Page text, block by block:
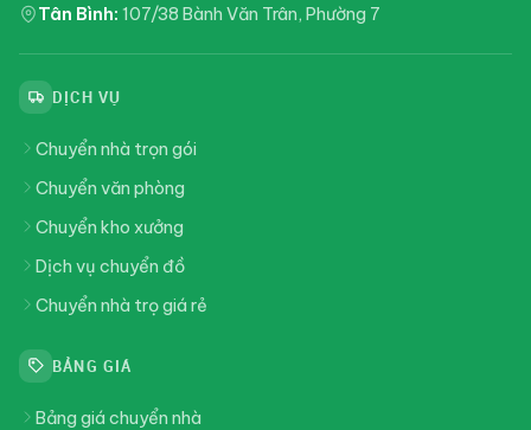
Tân Bình: 107/38 Bành Văn Trân, Phường 7
DỊCH VỤ
Chuyển nhà trọn gói
Chuyển văn phòng
Chuyển kho xưởng
Dịch vụ chuyển đồ
Chuyển nhà trọ giá rẻ
BẢNG GIÁ
Bảng giá chuyển nhà